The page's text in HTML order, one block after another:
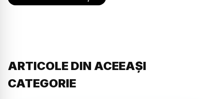
ARTICOLE DIN ACEEAȘI
CATEGORIE